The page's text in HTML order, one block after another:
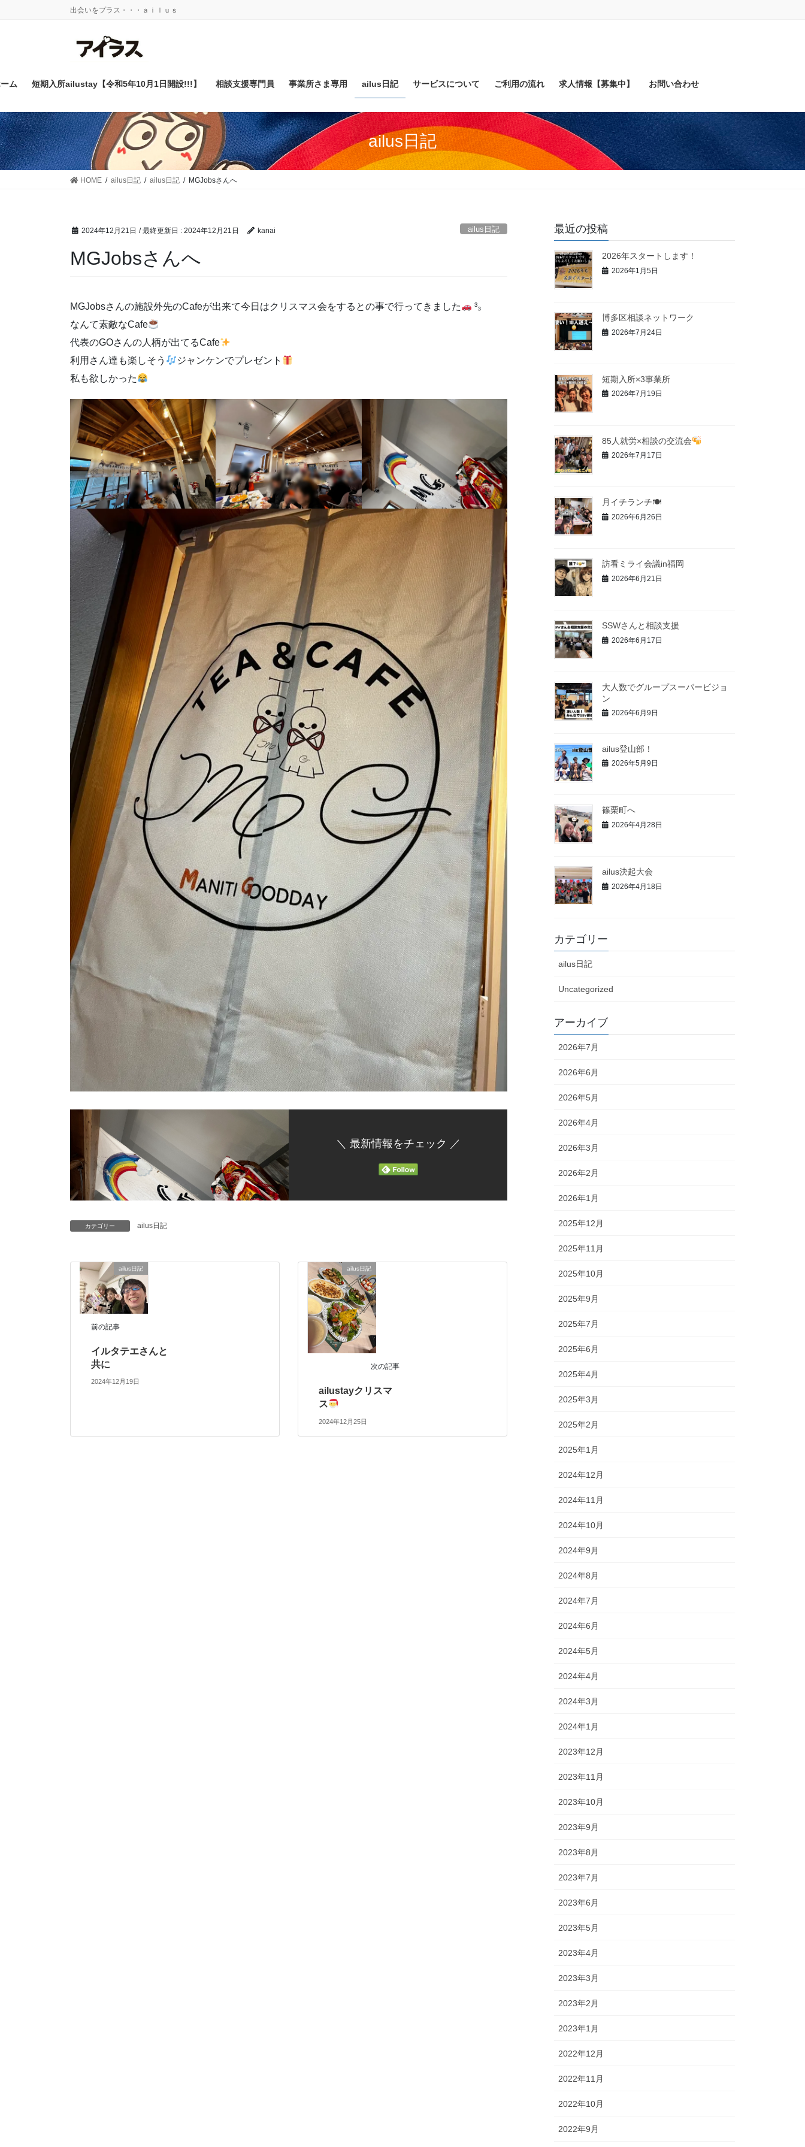
移
動
出会いをプラス・・・ａｉｌｕｓ
ム 短期入所ailustay【令和5年10月1日開設!!!】 相談支援専門員 事業所さま専用 ailus日記 サービスについて ご利用の流れ 求人情報【募集中】 お問い合わせ
ailus日記
HOME ailus日記 ailus日記 MGJobsさんへ
2024年12月21日 / 最終更新日 : 2024年12月21日 kanai ailus日記
MGJobsさんへ
MGJobsさんの施設外先のCafeが出来て今日はクリスマス会をするとの事で行ってきました
³₃
なんて素敵なCafe
代表のGOさんの人柄が出てるCafe
利用さん達も楽しそう
ジャンケンでプレゼント
私も欲しかった
＼ 最新情報をチェック ／
カテゴリー ailus日記
ailus日記
前の記事
イルタテエさんと
共に
2024年12月19日
ailus日記
次の記事
ailustayクリスマ
ス
2024年12月25日
最近の投稿
2026年スタートします！
2026年1月5日
博多区相談ネットワーク
2026年7月24日
短期入所×3事業所
2026年7月19日
85人就労×相談の交流会
2026年7月17日
月イチランチ🍽
2026年6月26日
訪看ミライ会議in福岡
2026年6月21日
SSWさんと相談支援
2026年6月17日
大人数でグループスーパービジョ
ン
2026年6月9日
ailus登山部！
2026年5月9日
篠栗町へ
2026年4月28日
ailus決起大会
2026年4月18日
カテゴリー
ailus日記
Uncategorized
アーカイブ
2026年7月
2026年6月
2026年5月
2026年4月
2026年3月
2026年2月
2026年1月
2025年12月
2025年11月
2025年10月
2025年9月
2025年7月
2025年6月
2025年4月
2025年3月
2025年2月
2025年1月
2024年12月
2024年11月
2024年10月
2024年9月
2024年8月
2024年7月
2024年6月
2024年5月
2024年4月
2024年3月
2024年1月
2023年12月
2023年11月
2023年10月
2023年9月
2023年8月
2023年7月
2023年6月
2023年5月
2023年4月
2023年3月
2023年2月
2023年1月
2022年12月
2022年11月
2022年10月
2022年9月